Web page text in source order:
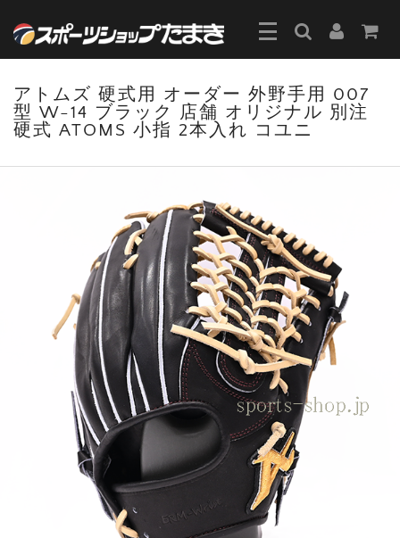
アトムズ 硬式用 オーダー 外野手用 007
型 W-14 ブラック 店舗 オリジナル 別注
硬式 ATOMS 小指 2本入れ コユニ